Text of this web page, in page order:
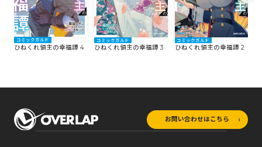
コミックガルド
ひねくれ領主の幸福譚 4
コミックガルド
ひねくれ領主の幸福譚 3
コミックガルド
ひねくれ領主の幸福譚 2
お問い合わせはこちら